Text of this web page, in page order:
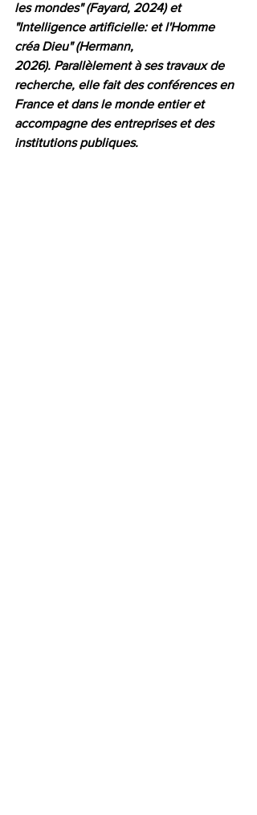
les mondes" (Fayard, 2024) et
"Intelligence artificielle: et l'Homme
créa Dieu" (Hermann,
2026). Parallèlement à ses travaux de
recherche, elle fait des conférences en
France et dans le monde entier et
accompagne des entreprises et des
institutions publiques.